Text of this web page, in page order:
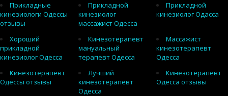
Прикладные
кинезиологи Одессы
отзывы
Прикладной
кинезиолог
массажист Одесса
Прикладной
кинезиолог Одасса
Хороший
прикладной
кинезиолог Одесса
Кинезотерапевт
мануальный
терапевт Одесса
Массажист
кинезотерапевт
Одесса
Кинезотерапевт
Одессы отзывы
Лучший
кинезотерапевт
Одесса
Кинезотерапевт
Одесса отзывы